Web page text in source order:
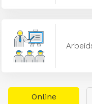
Online